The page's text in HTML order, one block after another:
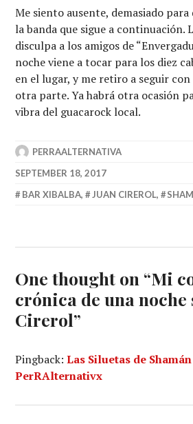
Me siento ausente, demasiado
la banda que sigue a continuación.
disculpa a los amigos de
noche viene a tocar para los diez
en el lugar, y me retiro a seguir
otra parte. Ya habrá otra ocasión
vibra del guacarock local.
PERRAALTERNATIVA
SEPTEMBER 18, 2017
BAR XIBALBA, JUAN CIREROL,
One thought on “Mi
crónica de una noche
Cirerol”
Pingback:Las Siluetas de
PerRAlternativx